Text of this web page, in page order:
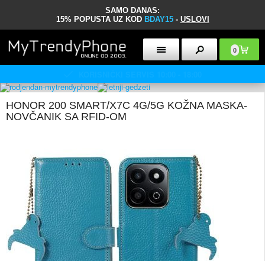
SAMO DANAS:
15% POPUSTA UZ KOD BDAY15 - USLOVI
0
HONOR 200 SMART/X7C 4G/5G KOŽNA MASKA-
NOVČANIK SA RFID-OM